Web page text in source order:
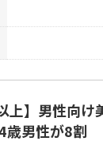
上】男性向
歳男性が8割